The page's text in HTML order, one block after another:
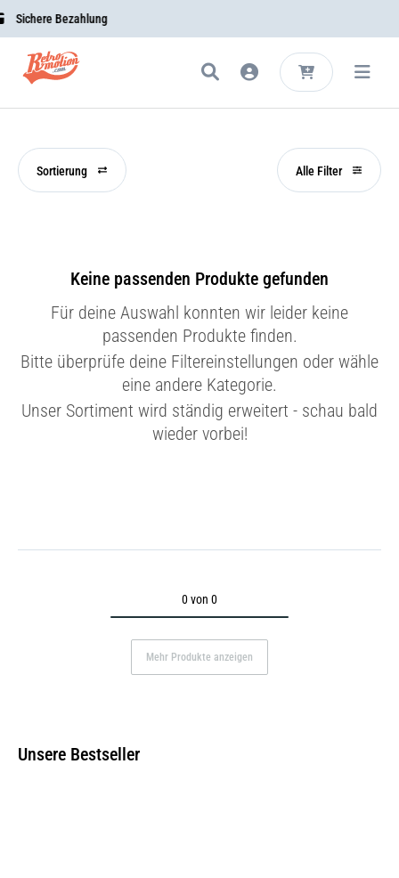
Sichere Bezahlung
Sortierung Alle Filter
Keine passenden Produkte gefunden
Für deine Auswahl konnten wir leider keine
passenden Produkte finden.
Bitte überprüfe deine Filtereinstellungen oder wähle
eine andere Kategorie.
Unser Sortiment wird ständig erweitert - schau bald
wieder vorbei!
0 von 0
Mehr Produkte anzeigen
Unsere Bestseller